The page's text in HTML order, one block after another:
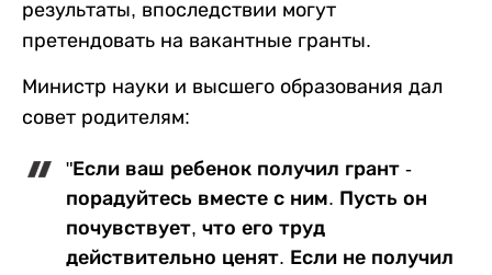
результаты, впоследствии могут
претендовать на вакантные гранты.
Министр науки и высшего образования дал
совет родителям:
"Если ваш ребенок получил грант -
порадуйтесь вместе с ним. Пусть он
почувствует, что его труд
действительно ценят. Если не получил